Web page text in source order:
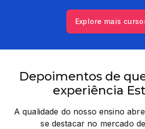
Explore mais
Depoimentos de
experiência
A qualidade do nosso ensino
se destacar no mercado